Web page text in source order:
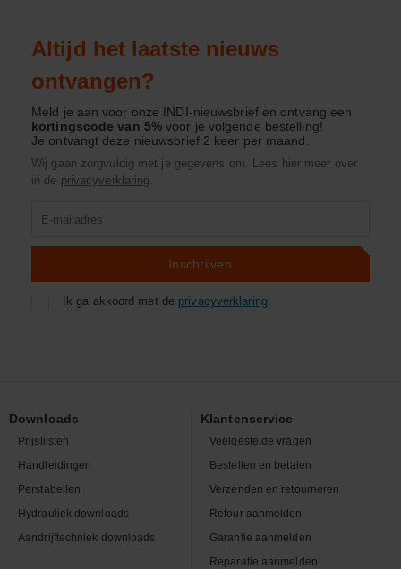
Altijd het laatste nieuws
ontvangen?
Meld je aan voor onze INDI-nieuwsbrief en ontvang een
kortingscode van 5%voor je volgende bestelling!
Je ontvangt deze nieuwsbrief 2 keer per maand.
Wij gaan zorgvuldig met je gegevens om. Lees hier meer over
in de privacyverklaring.
Inschrijven
Ik ga akkoord met de privacyverklaring.
Downloads
Prijslijsten
Handleidingen
Perstabellen
Hydrauliek downloads
Aandrijftechniek downloads
Klantenservice
Veelgestelde vragen
Bestellen en betalen
Verzenden en retourneren
Retour aanmelden
Garantie aanmelden
Reparatie aanmelden